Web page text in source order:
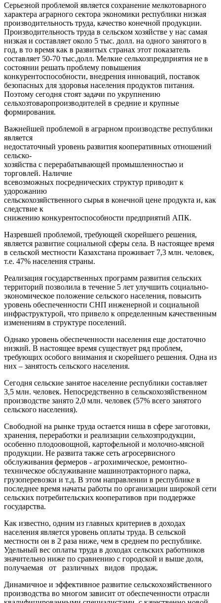
Серьезной проблемой является сохранение мелкотоварного
характера аграрного сектора экономики республики низкая
производительность труда, качество конечной продукции.
Производительность труда в сельском хозяйстве у нас самая
низкая и составляет около 5 тыс. долл. на одного занятого в
год, в то время как в развитых странах этот показатель
составляет 50-70 тыс.долл. Мелкие сельхозпредприятия не в
состоянии решать проблему повышения
конкурентоспособности, внедрения инноваций, поставок
безопасных для здоровья населения продуктов питания.
Поэтому сегодня стоят задачи по укрупнению
сельхозтоваропроизводителей в средние и крупные
формирования.
Важнейшей проблемой в аграрном производстве республики
является
недостаточный уровень развития кооперативных отношений
сельско-
хозяйства с перерабатывающей промышленностью и
торговлей. Наличие
всевозможных посреднических структур приводит к
удорожанию
сельскохозяйственного сырья в конечной цене продукта и, как
следствие к
снижению конкурентоспособности предприятий АПК.
Назревшей проблемой, требующей скорейшего решения,
является развитие социальной сферы села. В настоящее время
в сельской местности Казахстана проживает 7,3 млн. человек,
т.е. 47% населения страны.
Реализация государственных программ развития сельских
территорий позволила в течение 5 лет улучшить социально-
экономическое положение сельского населения, повысить
уровень обеспеченности СНП инженерной и социальной
инфраструктурой, что привело к определенным качественным
изменениям в структуре поселений.
Однако уровень обеспеченности населения еще достаточно
низкий. В настоящее время существует ряд проблем,
требующих особого внимания и скорейшего решения. Одна из
них – занятость сельского населения.
Сегодня сельские занятое население республики составляет
3,5 млн. человек. Непосредственно в сельскохозяйственном
производстве занято 2,0 млн. человек (57% всего занятого
сельского населения).
Свободной на рынке труда остается ниша в сфере заготовки,
хранения, переработки и реализации сельхозпродукции,
особенно плодоовощной, картофельной и молочно-мясной
продукции. Не развита также сеть агросервисного
обслуживания фермеров - агрохимическое, ремонтно-
техническое обслуживание машинотракторного парка,
грузоперевозки и т.д. В этом направлении в республике в
последнее время начаты работы по организации широкой сети
сельских потребительских кооперативов при поддержке
государства.
Как известно, одним из главных критериев в доходах
населения является уровень оплаты труда. В сельской
местности он в 2 раза ниже, чем в среднем по республике.
Удельный вес оплаты труда в доходах сельских работников
значительно ниже по сравнению с городской и выше доля,
получаемая от различных видов продаж.
Динамичное и эффективное развитие сельскохозяйственного
производства во многом зависит от обеспеченности отрасли